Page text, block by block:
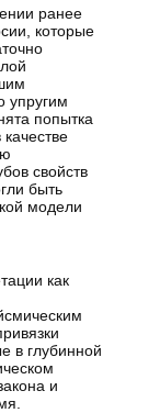
ранее
которые
упругим
попытка
свойств
быть
модели
как
в глубинной
и